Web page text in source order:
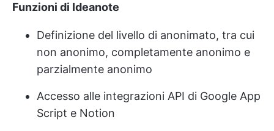
Funzioni di Ideanote
Definizione del livello di anonimato, tra cui
non anonimo, completamente anonimo e
parzialmente anonimo
Accesso alle integrazioni API di Google App
Script e Notion